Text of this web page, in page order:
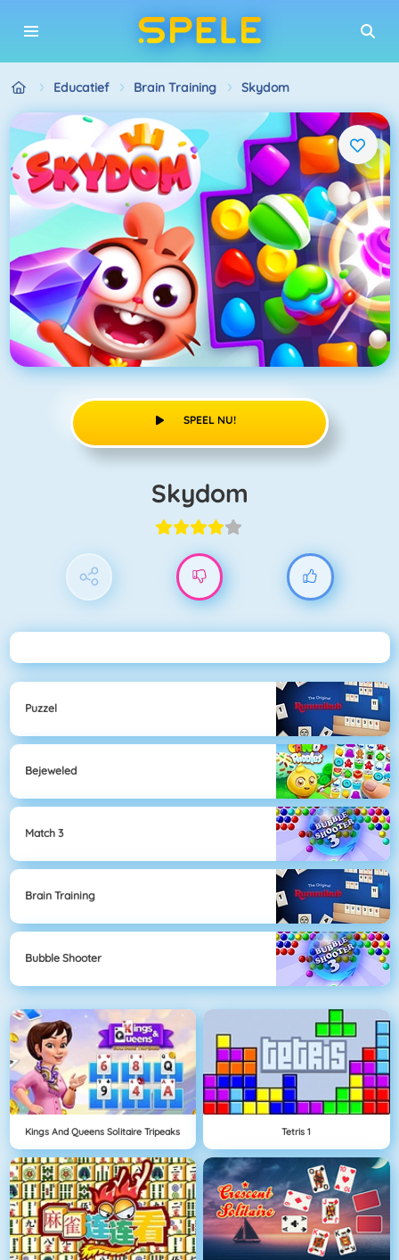
Educatief Brain Training Skydom
SPEEL NU!
Skydom
Puzzel
Bejeweled
Match 3
Brain Training
Bubble Shooter
Kings And Queens Solitaire Tripeaks Tetris 1